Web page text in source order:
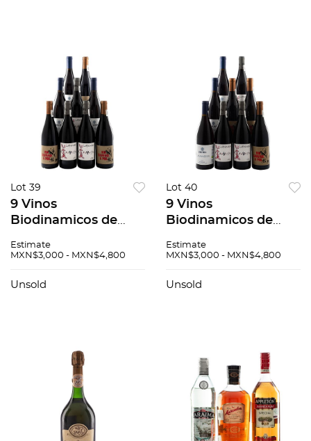
Lot 39
9 Vinos
Biodinamicos de
reducida: Régnié
Coteaux Cinsault 3
Estimate
MXN$3,000 - MXN$4,800
Unsold
Lot 40
9 Vinos
Biodinamicos de
reducida: Régnié
Coteaux Cinsault 3
Estimate
MXN$3,000 - MXN$4,800
Unsold